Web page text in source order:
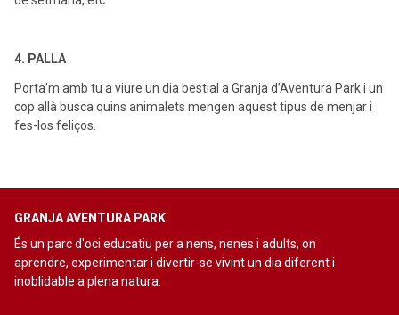
4. PALLA
Porta’m amb tu a viure un dia bestial a Granja d’Aventura Park i un
cop allà busca quins animalets mengen aquest tipus de menjar i
fes-los feliços.
GRANJA AVENTURA PARK
És un parc d'oci educatiu per a nens, nenes i adults, on
aprendre, experimentar i divertir-se vivint un dia diferent i
inoblidable a plena natura.